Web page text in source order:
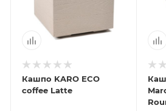
Кашпо KARO ECO
coffee Latte